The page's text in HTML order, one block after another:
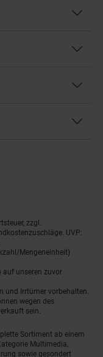
zzgl.
UVP:
Mengeneinheit)
auf unseren zuvor
und Irrtümer vorbehalten.
wegen des
sein.
Sortiment ab einem
Multimedia,
sowie gesondert